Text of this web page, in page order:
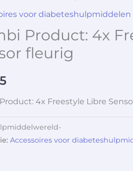
voor diabeteshulpmiddelen
Product: 4x
fleurig
4x Freestyle Libre
Accessoires voor